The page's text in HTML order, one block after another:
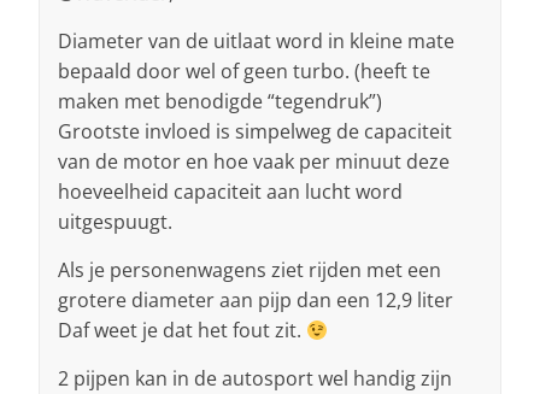
Diameter van de uitlaat word in kleine mate
bepaald door wel of geen turbo. (heeft te
maken met benodigde “tegendruk”)
Grootste invloed is simpelweg de capaciteit
van de motor en hoe vaak per minuut deze
hoeveelheid capaciteit aan lucht word
uitgespuugt.
Als je personenwagens ziet rijden met een
grotere diameter aan pijp dan een 12,9 liter
Daf weet je dat het fout zit.
2 pijpen kan in de autosport wel handig zijn